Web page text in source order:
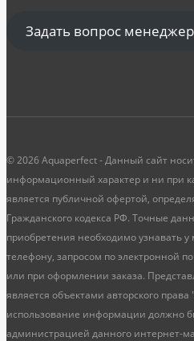
Задать вопрос
© 2026 Aquaperfect - Данный сайт
информационный характер и ни при
является публичной офертой,
Гражданского кодекса РФ. Точные
приобретения необходимо узнавать
телефону, запросом по электронной
или при оформлении заказа.
является объектами авторского
использование информации должно
администрацией данного интернет-